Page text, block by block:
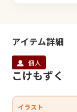
アイテム詳細
個人
こけもずく
イラスト